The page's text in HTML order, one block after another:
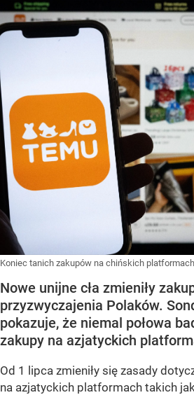
Koniec tanich zakupów na chińskich platformach
Nowe unijne cła zmieniły
przyzwyczajenia Polaków.
pokazuje, że niemal połowa
zakupy na azjatyckich
Od 1 lipca zmieniły się zasady
na azjatyckich platformach takich